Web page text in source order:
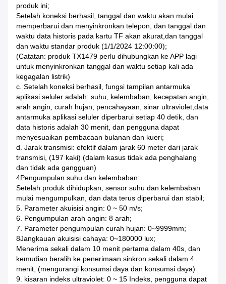
produk ini;
Setelah koneksi berhasil, tanggal dan waktu akan mulai
memperbarui dan menyinkronkan telepon, dan tanggal dan
waktu data historis pada kartu TF akan akurat,dan tanggal
dan waktu standar produk (1/1/2024 12:00:00);
(Catatan: produk TX1479 perlu dihubungkan ke APP lagi
untuk menyinkronkan tanggal dan waktu setiap kali ada
kegagalan listrik)
c. Setelah koneksi berhasil, fungsi tampilan antarmuka
aplikasi seluler adalah: suhu, kelembaban, kecepatan angin,
arah angin, curah hujan, pencahayaan, sinar ultraviolet,data
antarmuka aplikasi seluler diperbarui setiap 40 detik, dan
data historis adalah 30 menit, dan pengguna dapat
menyesuaikan pembacaan bulanan dan kueri;
d. Jarak transmisi: efektif dalam jarak 60 meter dari jarak
transmisi, (197 kaki) (dalam kasus tidak ada penghalang
dan tidak ada gangguan)
4Pengumpulan suhu dan kelembaban:
Setelah produk dihidupkan, sensor suhu dan kelembaban
mulai mengumpulkan, dan data terus diperbarui dan stabil;
5. Parameter akuisisi angin: 0 ~ 50 m/s;
6. Pengumpulan arah angin: 8 arah;
7. Parameter pengumpulan curah hujan: 0~9999mm;
8Jangkauan akuisisi cahaya: 0~180000 lux;
Menerima sekali dalam 10 menit pertama dalam 40s, dan
kemudian beralih ke penerimaan sinkron sekali dalam 4
menit, (mengurangi konsumsi daya dan konsumsi daya)
9. kisaran indeks ultraviolet: 0 ~ 15 Indeks, pengguna dapat